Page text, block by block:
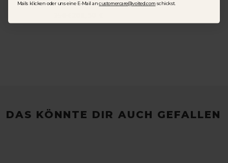
DAS KÖNNTE DIR AUCH GEFALLEN
Mails klicken oder uns eine E-Mail ancustomercare@voited.com schickst.